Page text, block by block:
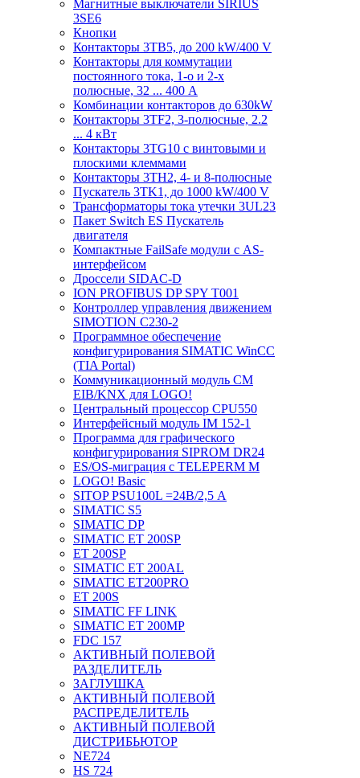
Магнитные выключатели SIRIUS
3SE6
Кнопки
Контакторы 3TB5, до 200 kW/400 V
Контакторы для коммутации
постоянного тока, 1-о и 2-х
полюсные, 32 ... 400 A
Комбинации контакторов до 630kW
Контакторы 3TF2, 3-полюсные, 2.2
... 4 кВт
Контакторы 3TG10 c винтовыми и
плоскими клеммами
Контакторы 3TH2, 4- и 8-полюсные
Пускатель 3TK1, до 1000 kW/400 V
Трансформаторы тока утечки 3UL23
Пакет Switch ES Пускатель
двигателя
Компактные FailSafe модули с AS-
интерфейсом
Дроссели SIDAC-D
ION PROFIBUS DP SPY T001
Контроллер управления движением
SIMOTION C230-2
Программное обеспечение
конфигурирования SIMATIC WinCC
(TIA Portal)
Коммуникационный модуль CM
EIB/KNX для LOGO!
Центральный процессор CPU550
Интерфейсный модуль IM 152-1
Программа для графического
конфигурирования SIPROM DR24
ES/OS-миграция с TELEPERM M
LOGO! Basic
SITOP PSU100L =24В/2,5 A
SIMATIC S5
SIMATIC DP
SIMATIC ET 200SP
ET 200SP
SIMATIC ET 200AL
SIMATIC ET200PRO
ET 200S
SIMATIC FF LINK
SIMATIC ET 200MP
FDC 157
АКТИВНЫЙ ПОЛЕВОЙ
РАЗДЕЛИТЕЛЬ
ЗАГЛУШКА
АКТИВНЫЙ ПОЛЕВОЙ
РАСПРЕДЕЛИТЕЛЬ
АКТИВНЫЙ ПОЛЕВОЙ
ДИСТРИБЬЮТОР
NE724
HS 724